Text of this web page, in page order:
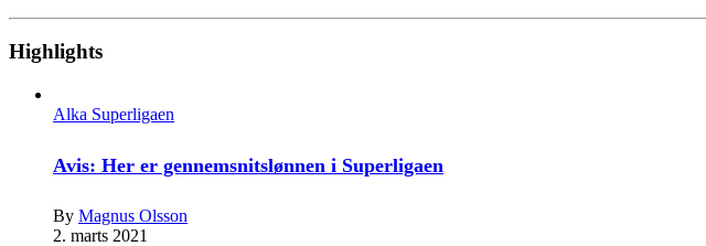
Highlights
Alka Superligaen
Avis: Her er gennemsnitslønnen i Superligaen
By Magnus Olsson
2. marts 2021